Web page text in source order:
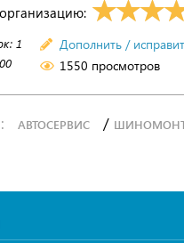
1
Дополнить /
1550 просмотров
АВТОСЕРВИС /